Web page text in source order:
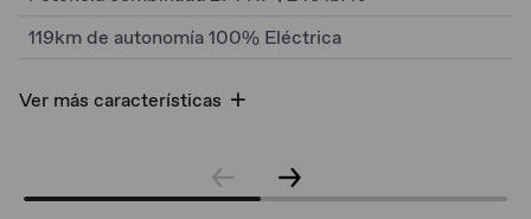
119km de autonomía 100% Eléctrica
Ver más características